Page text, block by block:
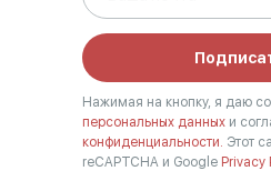
Нажимая на кнопку, я даю
персональных данных и
конфиденциальности. Этот
reCAPTCHA и Google Privacy